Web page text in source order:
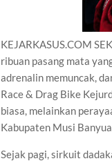
KEJARKASUS.COM
ribuan pasang mata
adrenalin memuncak,
Race & Drag Bike
biasa, melainkan
Kabupaten Musi
Sejak pagi, sirkuit